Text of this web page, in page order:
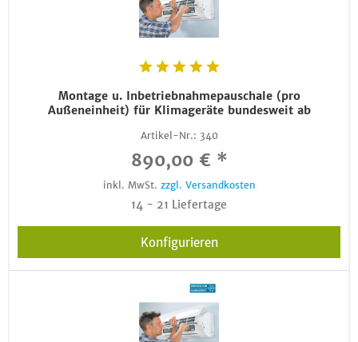
Montage u. Inbetriebnahmepauschale (pro
Außeneinheit) für Klimageräte bundesweit ab
Artikel-Nr.: 340
890,00 € *
inkl. MwSt. zzgl. Versandkosten
14 - 21 Liefertage
Konfigurieren